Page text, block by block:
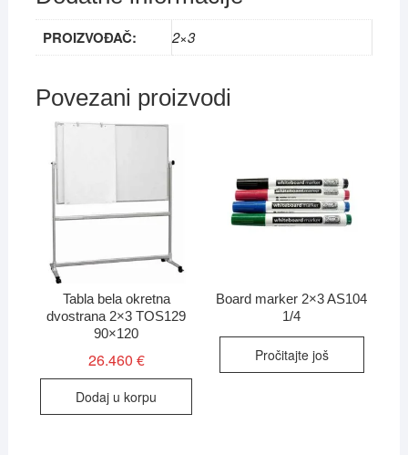
PROIZVOĐAČ: 2×3
Povezani proizvodi
Tabla bela okretna
dvostrana 2×3 TOS129
90×120
26.460 €
Dodaj u korpu
Board marker 2×3 AS104
1/4
Pročitajte još